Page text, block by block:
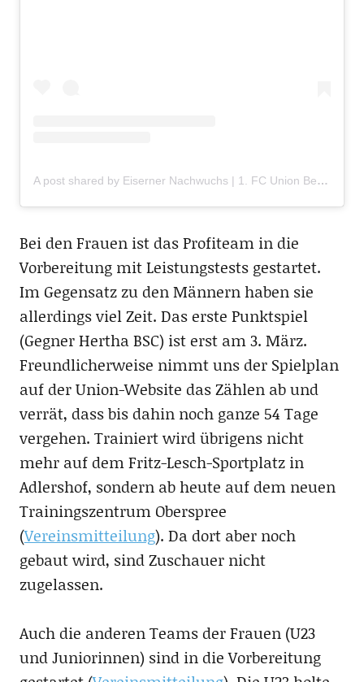
A post shared by Eiserner Nachwuchs | 1. FC Union Berlin (@fcu_nachwuchs)
Bei den Frauen ist das Profiteam in die
Vorbereitung mit Leistungstests gestartet.
Im Gegensatz zu den Männern haben sie
allerdings viel Zeit. Das erste Punktspiel
(Gegner Hertha BSC) ist erst am 3. März.
Freundlicherweise nimmt uns der Spielplan
auf der Union-Website das Zählen ab und
verrät, dass bis dahin noch ganze 54 Tage
vergehen. Trainiert wird übrigens nicht
mehr auf dem Fritz-Lesch-Sportplatz in
Adlershof, sondern ab heute auf dem neuen
Trainingszentrum Oberspree
(Vereinsmitteilung). Da dort aber noch
gebaut wird, sind Zuschauer nicht
zugelassen.
Auch die anderen Teams der Frauen (U23
und Juniorinnen) sind in die Vorbereitung